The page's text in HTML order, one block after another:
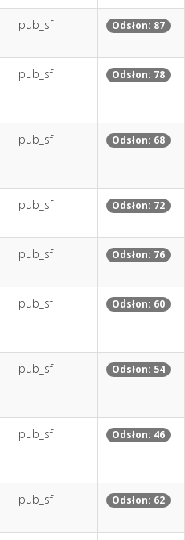
pub_sf Odsłon: 87
pub_sf Odsłon: 78
pub_sf Odsłon: 68
pub_sf Odsłon: 72
pub_sf Odsłon: 76
pub_sf Odsłon: 60
pub_sf Odsłon: 54
pub_sf Odsłon: 46
pub_sf Odsłon: 62